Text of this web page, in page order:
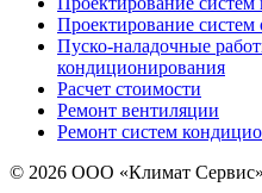
Проектирование систем
Пуско-наладочные
кондиционирования
Расчет стоимости
Ремонт вентиляции
Ремонт систем
© 2026 ООО «Климат Сервис»